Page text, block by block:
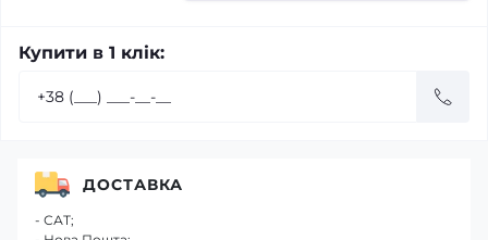
Купити в 1 клік:
ДОСТАВКА
- САТ;